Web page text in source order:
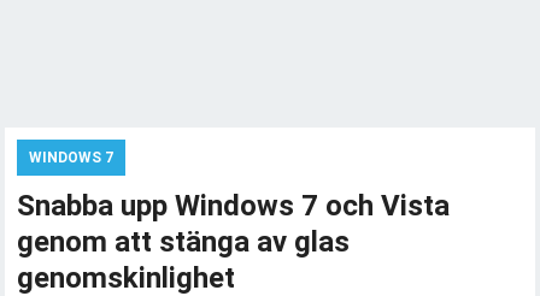
WINDOWS 7
Snabba upp Windows 7 och Vista
genom att stänga av glas
genomskinlighet